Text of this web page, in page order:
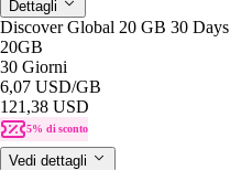
Dettagli
Discover Global 20 GB 30 Days
20GB
30 Giorni
6,07 USD/GB
121,38 USD
5% di sconto
Vedi dettagli